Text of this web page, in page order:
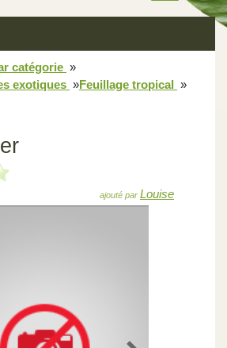
catégorie »
exotiques »Feuillage tropical »
ajouté par Louise